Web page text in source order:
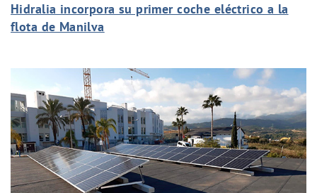
Hidralia incorpora su primer coche eléctrico a la
flota de Manilva